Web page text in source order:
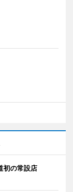
初の常設店